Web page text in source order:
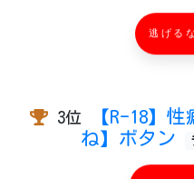
逃げる
3位
【R-18】
ね】ボタン